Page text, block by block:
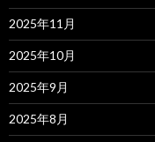
2025年11月
2025年10月
2025年9月
2025年8月